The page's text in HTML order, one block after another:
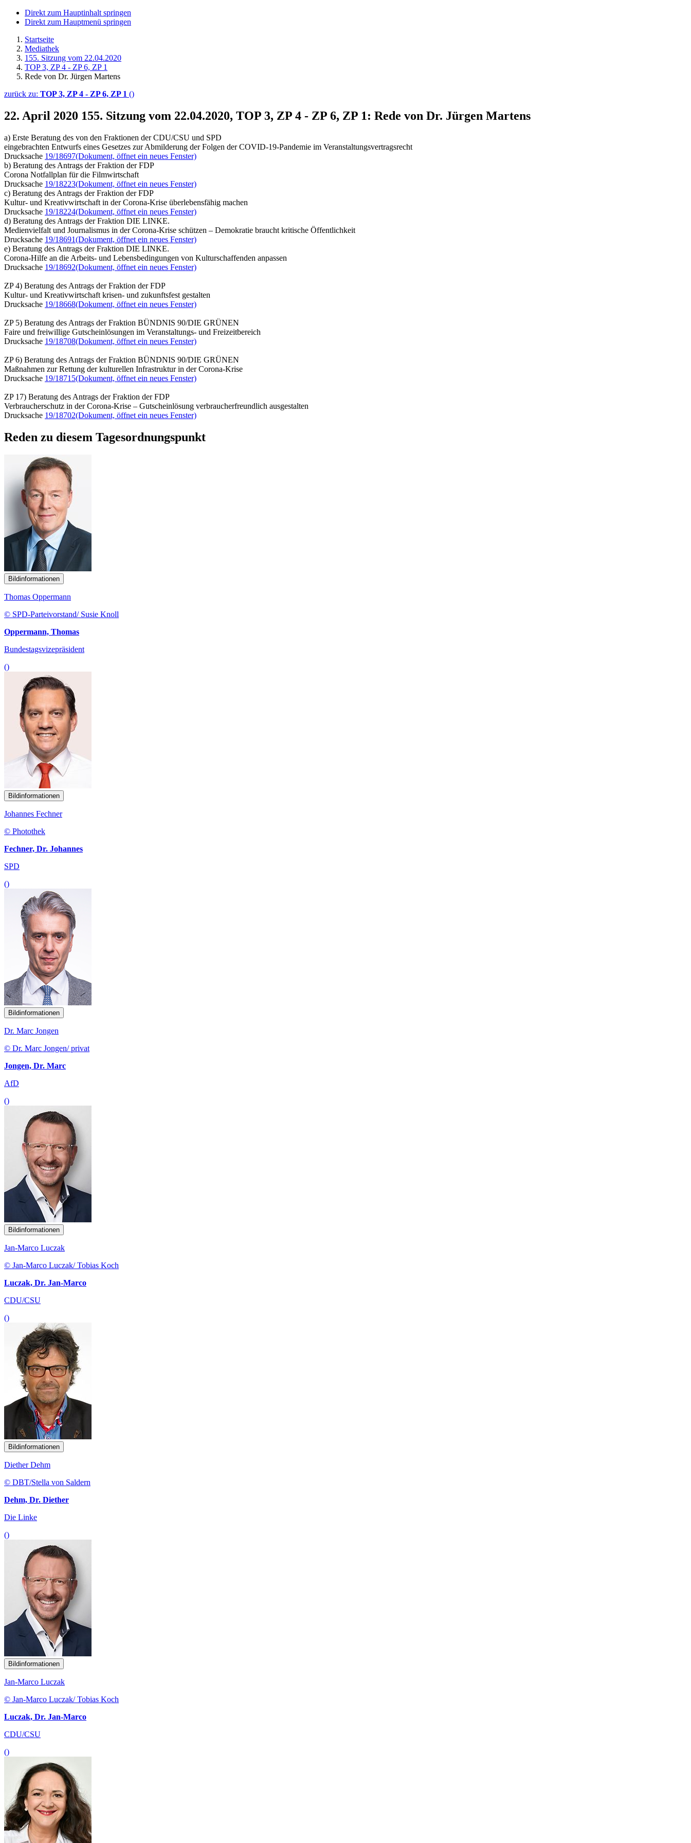
Direkt zum Hauptinhalt springen
Direkt zum Hauptmenü springen
Startseite
Mediathek
155. Sitzung vom 22.04.2020
TOP 3, ZP 4 - ZP 6, ZP 1
Rede von Dr. Jürgen Martens
zurück zu: TOP 3, ZP 4 - ZP 6, ZP 1 ()
22. April 2020 155. Sitzung vom 22.04.2020, TOP 3, ZP 4 - ZP 6, ZP 1: Rede von Dr. Jürgen Martens
a) Erste Beratung des von den Fraktionen der CDU/CSU und SPD
eingebrachten Entwurfs eines Gesetzes zur Abmilderung der Folgen der COVID-19-Pandemie im Veranstaltungsvertragsrecht
Drucksache 19/18697(Dokument, öffnet ein neues Fenster)
b) Beratung des Antrags der Fraktion der FDP
Corona Notfallplan für die Filmwirtschaft
Drucksache 19/18223(Dokument, öffnet ein neues Fenster)
c) Beratung des Antrags der Fraktion der FDP
Kultur- und Kreativwirtschaft in der Corona-Krise überlebensfähig machen
Drucksache 19/18224(Dokument, öffnet ein neues Fenster)
d) Beratung des Antrags der Fraktion DIE LINKE.
Medienvielfalt und Journalismus in der Corona-Krise schützen – Demokratie braucht kritische Öffentlichkeit
Drucksache 19/18691(Dokument, öffnet ein neues Fenster)
e) Beratung des Antrags der Fraktion DIE LINKE.
Corona-Hilfe an die Arbeits- und Lebensbedingungen von Kulturschaffenden anpassen
Drucksache 19/18692(Dokument, öffnet ein neues Fenster)
ZP 4) Beratung des Antrags der Fraktion der FDP
Kultur- und Kreativwirtschaft krisen- und zukunftsfest gestalten
Drucksache 19/18668(Dokument, öffnet ein neues Fenster)
ZP 5) Beratung des Antrags der Fraktion BÜNDNIS 90/DIE GRÜNEN
Faire und freiwillige Gutscheinlösungen im Veranstaltungs- und Freizeitbereich
Drucksache 19/18708(Dokument, öffnet ein neues Fenster)
ZP 6) Beratung des Antrags der Fraktion BÜNDNIS 90/DIE GRÜNEN
Maßnahmen zur Rettung der kulturellen Infrastruktur in der Corona-Krise
Drucksache 19/18715(Dokument, öffnet ein neues Fenster)
ZP 17) Beratung des Antrags der Fraktion der FDP
Verbraucherschutz in der Corona-Krise – Gutscheinlösung verbraucherfreundlich ausgestalten
Drucksache 19/18702(Dokument, öffnet ein neues Fenster)
Reden zu diesem Tagesordnungspunkt
Bildinformationen
Thomas Oppermann
© SPD-Parteivorstand/ Susie Knoll
Oppermann, Thomas
Bundestagsvizepräsident
()
Bildinformationen
Johannes Fechner
© Photothek
Fechner, Dr. Johannes
SPD
()
Bildinformationen
Dr. Marc Jongen
© Dr. Marc Jongen/ privat
Jongen, Dr. Marc
AfD
()
Bildinformationen
Jan-Marco Luczak
© Jan-Marco Luczak/ Tobias Koch
Luczak, Dr. Jan-Marco
CDU/CSU
()
Bildinformationen
Diether Dehm
© DBT/Stella von Saldern
Dehm, Dr. Diether
Die Linke
()
Bildinformationen
Jan-Marco Luczak
© Jan-Marco Luczak/ Tobias Koch
Luczak, Dr. Jan-Marco
CDU/CSU
()